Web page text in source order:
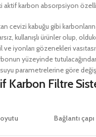
aktif karbon absorpsiyon
cevizi kabuğu gibi
kullanışlı ürünler olup,
iyonları gözenekleri
yüzeyinde
parametrelerine göre
Karbon Filtre
Bağlantı çapı